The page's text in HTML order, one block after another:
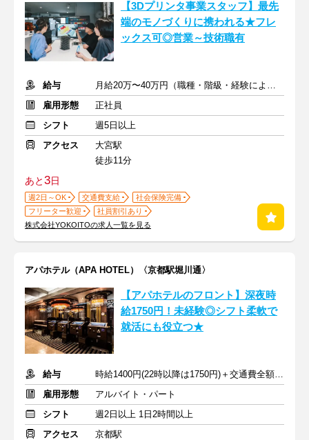
【3Dプリンタ事業スタッフ】最先
端のモノづくりに携われる★フレ
ックス可◎営業～技術職有
給与
月給20万〜40万円（職種・階級・経験による）＋諸手当
雇用形態
正社員
シフト
週5日以上
アクセス
大宮駅
徒歩11分
あと3日
週2日～OK 交通費支給
社会保険完備
フリーター歓迎
社員割引あり
株式会社YOKOITOの求人一覧を見る
アパホテル（APA HOTEL）〈京都駅堀川通〉
【アパホテルのフロント】深夜時
給1750円！未経験◎シフト柔軟で
就活にも役立つ★
給与
時給1400円(22時以降は1750円)＋交通費全額支給
雇用形態
アルバイト・パート
シフト
週2日以上 1日2時間以上
アクセス
京都駅